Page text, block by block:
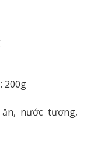
200g
nước tương,